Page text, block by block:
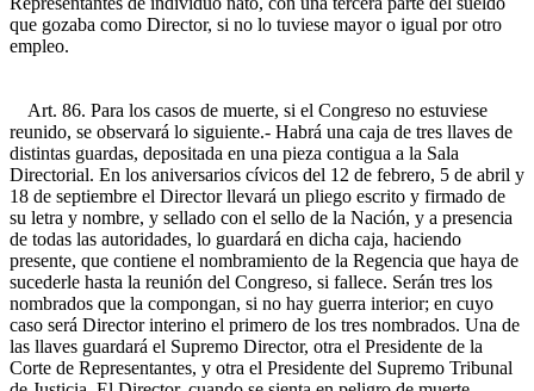
que gozaba como Director, si no lo tuviese mayor o igual por otro
empleo.
Art. 86. Para los casos de muerte, si el Congreso no estuviese
reunido, se observará lo siguiente.- Habrá una caja de tres llaves de
distintas guardas, depositada en una pieza contigua a la Sala
Directorial. En los aniversarios cívicos del 12 de febrero, 5 de abril y
18 de septiembre el Director llevará un pliego escrito y firmado de
su letra y nombre, y sellado con el sello de la Nación, y a presencia
de todas las autoridades, lo guardará en dicha caja, haciendo
presente, que contiene el nombramiento de la Regencia que haya de
sucederle hasta la reunión del Congreso, si fallece. Serán tres los
nombrados que la compongan, si no hay guerra interior; en cuyo
caso será Director interino el primero de los tres nombrados. Una de
las llaves guardará el Supremo Director, otra el Presidente de la
Corte de Representantes, y otra el Presidente del Supremo Tribunal